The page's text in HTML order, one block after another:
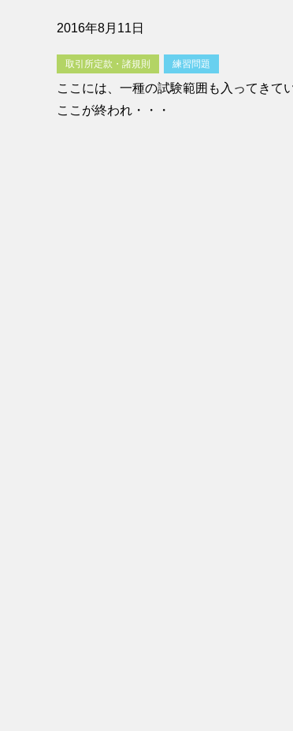
2016年8月11日
取引所定款・諸規則 練習問題
ここには、一種の試験範囲も入ってきて
ここが終われ・・・